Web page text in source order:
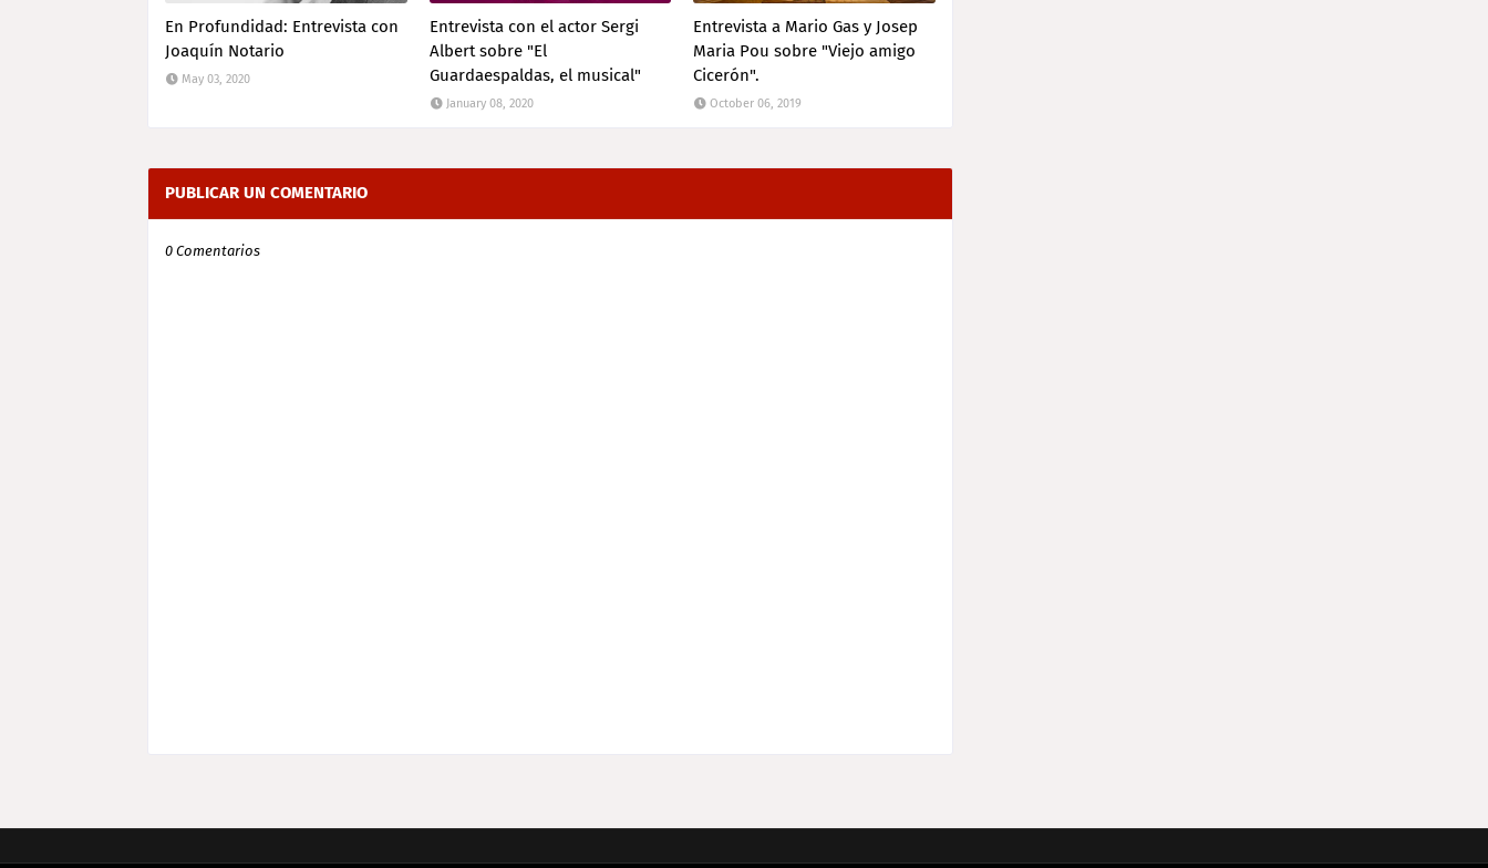
En Profundidad: Entrevista con
Joaquín Notario
May 03, 2020
Entrevista con el actor Sergi
Albert sobre "El
Guardaespaldas, el musical"
January 08, 2020
Entrevista a Mario Gas y Josep
Maria Pou sobre "Viejo amigo
Cicerón".
October 06, 2019
PUBLICAR UN COMENTARIO
0 Comentarios